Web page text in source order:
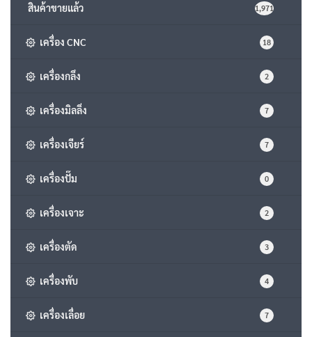
สินค้าขายแล้ว 1,971
เครื่อง CNC 18
เครื่องกลึง 2
เครื่องมิลลิ่ง 7
เครื่องเจียร์ 7
เครื่องปั๊ม 0
เครื่องเจาะ 2
เครื่องตัด 3
เครื่องพับ 4
เครื่องเลื่อย 7